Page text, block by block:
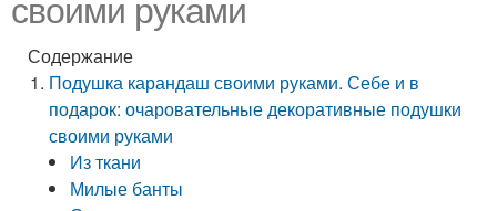
своими руками
Содержание
Подушка карандаш своими руками. Себе и в
подарок: очаровательные декоративные подушки
своими руками
Из ткани
Милые банты